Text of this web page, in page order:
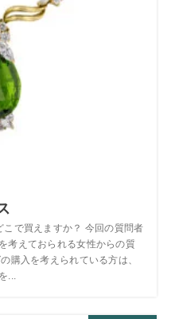
で買えますか？ 今回の質問者
考えておられる女性からの質
購入を考えられている方は、
...